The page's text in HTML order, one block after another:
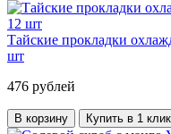
Тайские прокладки
шт
476 рублей
В корзину Купить в 1 клик